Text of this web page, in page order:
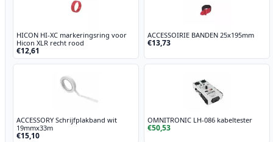
HICON HI-XC markeringsring voor
Hicon XLR recht rood
€12,61
ACCESSOIRIE BANDEN 25x195mm
€13,73
ACCESSORY Schrijfplakband wit
19mmx33m
€15,10
OMNITRONIC LH-086 kabeltester
€50,53